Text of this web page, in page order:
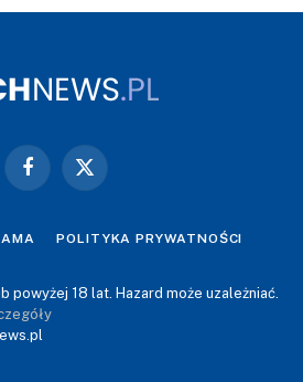
Facebook
X
POLITYKA PRYWATNOŚCI
powyżej 18 lat. Hazard może uzależniać.